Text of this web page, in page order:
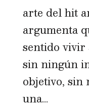
arte del hit
argumenta
sentido vivir
sin ningún
objetivo, sin
una...